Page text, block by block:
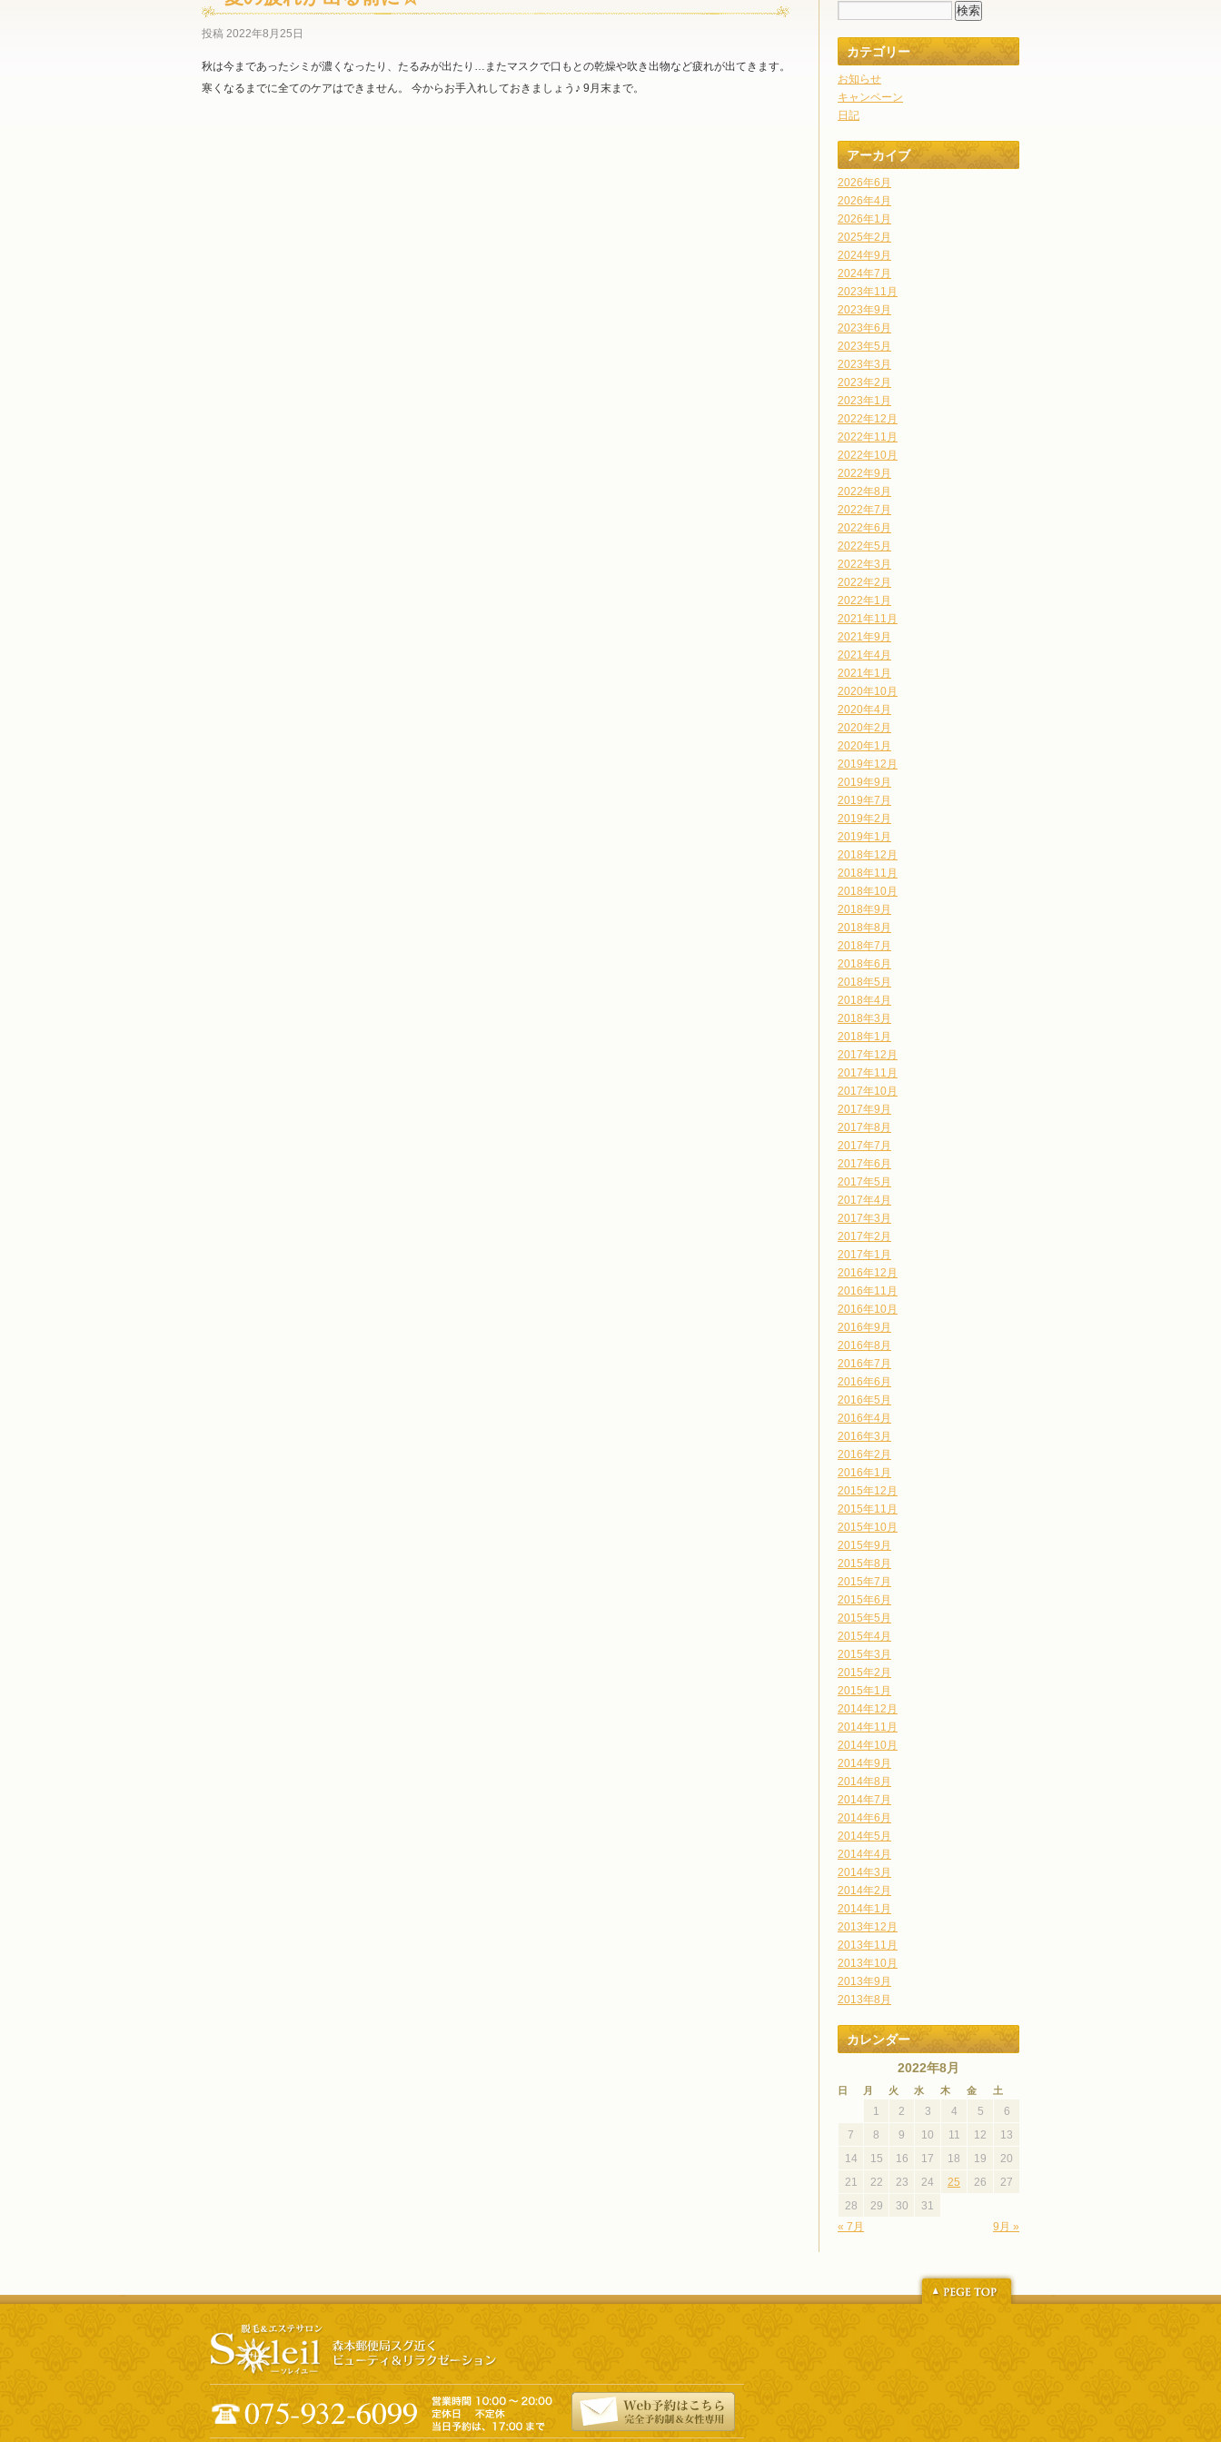
カテゴリー
お知らせ
キャンペーン
日記
アーカイブ
2026年6月
2026年4月
2026年1月
2025年2月
2024年9月
2024年7月
2023年11月
2023年9月
2023年6月
2023年5月
2023年3月
2023年2月
2023年1月
2022年12月
2022年11月
2022年10月
2022年9月
2022年8月
2022年7月
2022年6月
2022年5月
2022年3月
2022年2月
2022年1月
2021年11月
2021年9月
2021年4月
2021年1月
2020年10月
2020年4月
2020年2月
2020年1月
2019年12月
2019年9月
2019年7月
2019年2月
2019年1月
2018年12月
2018年11月
2018年10月
2018年9月
2018年8月
2018年7月
2018年6月
2018年5月
2018年4月
2018年3月
2018年1月
2017年12月
2017年11月
2017年10月
2017年9月
2017年8月
2017年7月
2017年6月
2017年5月
2017年4月
2017年3月
2017年2月
2017年1月
2016年12月
2016年11月
2016年10月
2016年9月
2016年8月
2016年7月
2016年6月
2016年5月
2016年4月
2016年3月
2016年2月
2016年1月
2015年12月
2015年11月
2015年10月
2015年9月
2015年8月
2015年7月
2015年6月
2015年5月
2015年4月
2015年3月
2015年2月
2015年1月
2014年12月
2014年11月
2014年10月
2014年9月
2014年8月
2014年7月
2014年6月
2014年5月
2014年4月
2014年3月
2014年2月
2014年1月
2013年12月
2013年11月
2013年10月
2013年9月
2013年8月
カレンダー
2022年8月
日 月 火 水 木 金 土
« 7月 9月 »
1 2 3 4 5
6
7
8 9 10 11 12
13
14
15 16 17 18 19
20
21
22 23 24 25 26
27
28
29 30 31
投稿 2022年8月25日
秋は今まであったシミが濃くなったり、たるみが出たり…またマスクで口もとの乾燥や吹き出物など疲れが出てきます。
寒くなるまでに全てのケアはできません。 今からお手入れしておきましょう♪ 9月末まで。